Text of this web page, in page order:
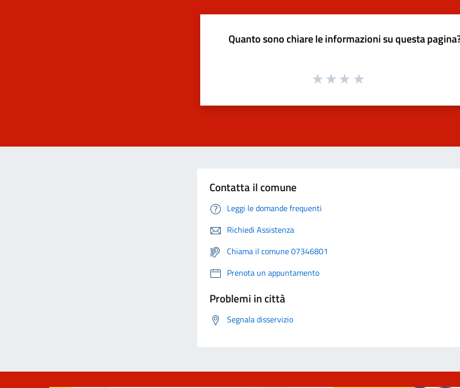
Quanto sono chiare le informazioni su questa
Contatta il comune
Leggi le domande frequenti
Richiedi Assistenza
Chiama il comune 07346801
Prenota un appuntamento
Problemi in città
Segnala disservizio